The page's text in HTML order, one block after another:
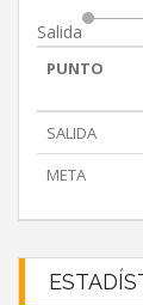
Salida
PUNTO
SALIDA
META